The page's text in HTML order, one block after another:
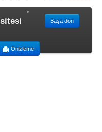
Başa dön
Önizleme